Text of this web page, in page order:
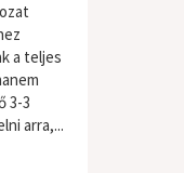
a teljes
3-3
arra,...